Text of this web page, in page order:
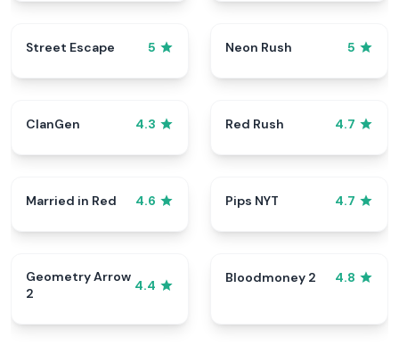
Street Escape 5 Neon Rush 5
ClanGen 4.3 Red Rush 4.7
Married in Red 4.6 Pips NYT 4.7
Geometry Arrow
2
4.4
Bloodmoney 2 4.8